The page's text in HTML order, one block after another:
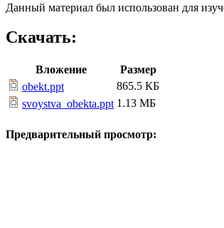
Данный материал был использован для
Скачать:
Вложение
Размер
obekt.ppt
865.5 КБ
svoystva_obekta.ppt 1.13 МБ
Предварительный просмотр: